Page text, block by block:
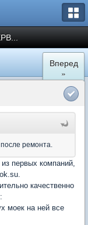
Вперед
»
ремонта.
первых компаний,
качественно
моек на ней все